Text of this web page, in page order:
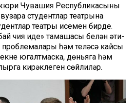
Чувашия Республикасының
студентлар театрына
театры исемен бирде.
чия иде» тамашасы белән әти-
проблемалары һәм теләсә кайсы
югалтмаска, дөньяга һәм
кирәклеген сөйлиләр.